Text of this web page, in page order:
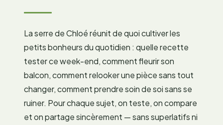
La serre de Chloé réunit de quoi cultiver les
petits bonheurs du quotidien : quelle recette
tester ce week-end, comment fleurir son
balcon, comment relooker une pièce sans tout
changer, comment prendre soin de soi sans se
ruiner. Pour chaque sujet, on teste, on compare
et on partage sincèrement — sans superlatifs ni